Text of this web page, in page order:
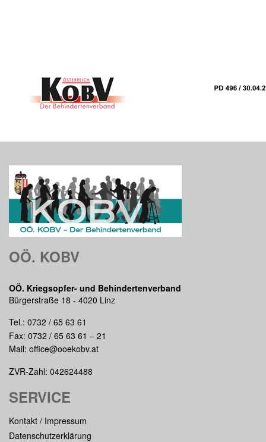
OÖ. KOBV
OÖ. Kriegsopfer- und Behindertenverband
Bürgerstraße 18 - 4020 Linz
Tel.: 0732 / 65 63 61
Fax: 0732 / 65 63 61 – 21
Mail: office@ooekobv.at
ZVR-Zahl: 042624488
SERVICE
Kontakt / Impressum
Datenschutzerklärung